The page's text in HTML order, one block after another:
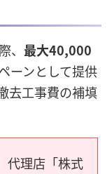
最大40,000
ーンとして提供
去工事費の補填
代理店「株式